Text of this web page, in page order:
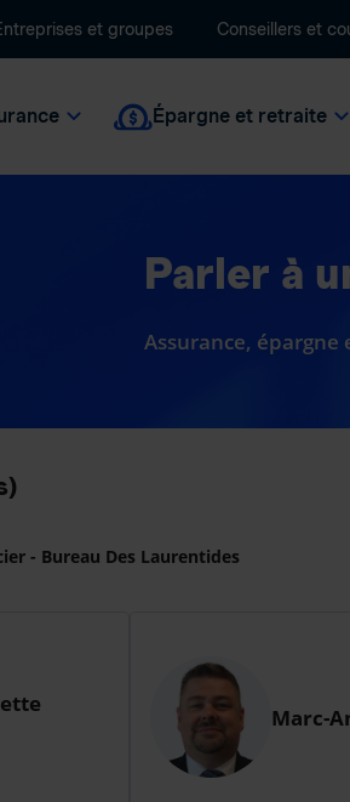
et groupes Conseillers et
Épargne et retraite
Parler à
Assurance,
- Bureau Des Laurentides
Marc-